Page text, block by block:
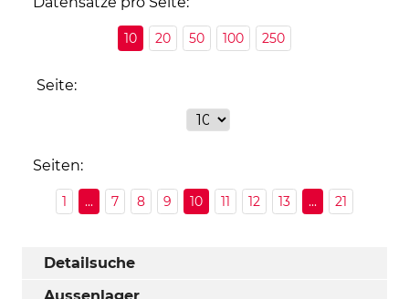
10 20 50 100 250
Seite:
Seiten:
1 ... 7 8 9 10 11 12 13 ... 21
Detailsuche
Aussenlager